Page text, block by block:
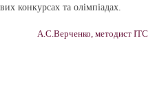
конкурсах та олімпіадах.
А.С.Верченко, методист ІТС